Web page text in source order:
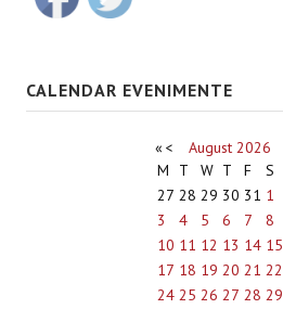
CALENDAR EVENIMENTE
« < August 2026
M
T W T F S
27 28 29 30 31 1
3
4 5 6 7 8
10 11 12 13 14 15
17 18 19 20 21 22
24 25 26 27 28 29